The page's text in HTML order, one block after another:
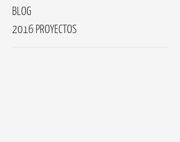
BLOG
2016 PROYECTOS